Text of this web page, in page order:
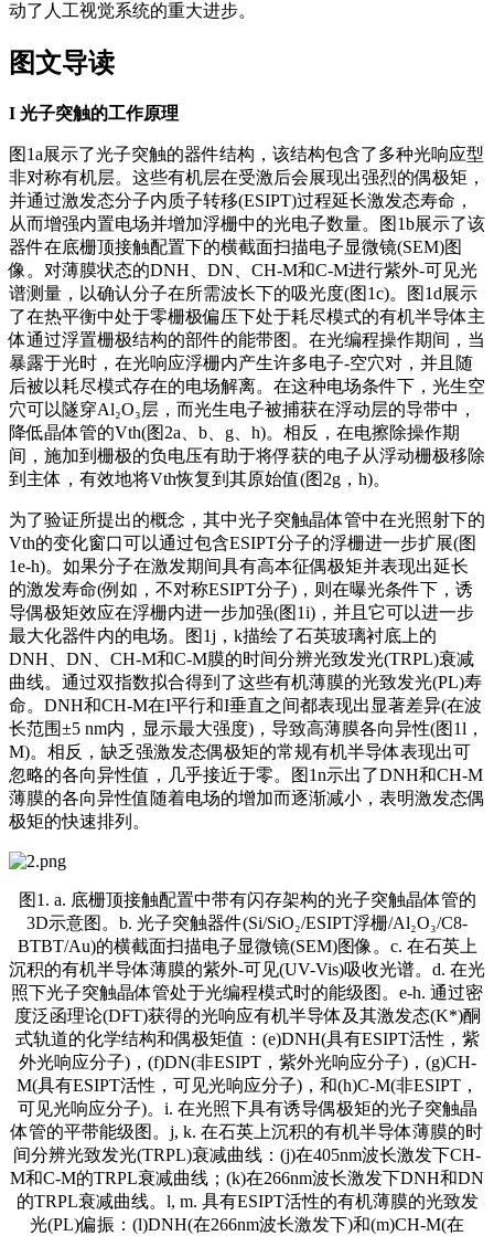
动了人工视觉系统的重大进步。
图文导读
I 光子突触的工作原理
图1a展示了光子突触的器件结构，该结构包含了多种光响应型
非对称有机层。这些有机层在受激后会展现出强烈的偶极矩，
并通过激发态分子内质子转移(ESIPT)过程延长激发态寿命，
从而增强内置电场并增加浮栅中的光电子数量。图1b展示了该
器件在底栅顶接触配置下的横截面扫描电子显微镜(SEM)图
像。对薄膜状态的DNH、DN、CH-M和C-M进行紫外-可见光
谱测量 ，以确认分子在所需波长下的吸光度(图1c)。图1d展示
了在热平衡中处于零栅极偏压下处于耗尽模式的有机半导体主
体通过浮置栅极结构的部件的能带图。在光编程操作期间，当
暴露于光时，在光响应浮栅内产生许多电子-空穴对，并且随
后被以耗尽模式存在的电场解离。在这种电场条件下，光生空
穴可以隧穿Al₂O₃层，而光生电子被捕获在浮动层的导带中，
降低晶体管的Vth(图2a、b、g、h)。相反，在电擦除操作期
间，施加到栅极的负电压有助于将俘获的电子从浮动栅极移除
到主体，有效地将Vth恢复到其原始值(图2g，h)。
为了验证所提出的概念，其中光子突触晶体管中在光照射下的
Vth的变化窗口可以通过包含ESIPT分子的浮栅进一步扩展(图
1e-h)。如果分子在激发期间具有高本征偶极矩并表现出延长
的激发寿命(例如，不对称ESIPT分子)，则在曝光条件下，诱
导偶极矩效应在浮栅内进一步加强(图1i)，并且它可以进一步
最大化器件内的电场。图1j，k描绘了石英玻璃衬底上的
DNH、DN、CH-M和C-M膜的时间分辨光致发光(TRPL)衰减
曲线。通过双指数拟合得到了这些有机薄膜的光致发光(PL)寿
命。DNH和CH-M在I平行和I垂直之间都表现出显著差异(在波
长范围±5 nm内，显示最大强度)，导致高薄膜各向异性(图1l，
M)。相反，缺乏强激发态偶极矩的常规有机半导体表现出可
忽略的各向异性值，几乎接近于零。图1n示出了DNH和CH-M
薄膜的各向异性值随着电场的增加而逐渐减小，表明激发态偶
极矩的快速排列。
图1. a. 底栅顶接触配置中带有闪存架构的光子突触晶体管的
3D示意图。b. 光子突触器件(Si/SiO₂/ESIPT浮栅/Al₂O₃/C8-
BTBT/Au)的横截面扫描电子显微镜(SEM)图像。c. 在石英上
沉积的有机半导体薄膜的紫外-可见(UV-Vis)吸收光谱。d. 在光
照下光子突触晶体管处于光编程模式时的能级图。e-h. 通过密
度泛函理论(DFT)获得的光响应有机半导体及其激发态(K*)酮
式轨道的化学结构和偶极矩值：(e)DNH(具有ESIPT活性，紫
外光响应分子)，(f)DN(非ESIPT，紫外光响应分子)，(g)CH-
M(具有ESIPT活性，可见光响应分子)，和(h)C-M(非ESIPT，
可见光响应分子)。i. 在光照下具有诱导偶极矩的光子突触晶
体管的平带能级图。j, k. 在石英上沉积的有机半导体薄膜的时
间分辨光致发光(TRPL)衰减曲线：(j)在405nm波长激发下CH-
M和C-M的TRPL衰减曲线；(k)在266nm波长激发下DNH和DN
的TRPL衰减曲线。l, m. 具有ESIPT活性的有机薄膜的光致发
光(PL)偏振：(l)DNH(在266nm波长激发下)和(m)CH-M(在